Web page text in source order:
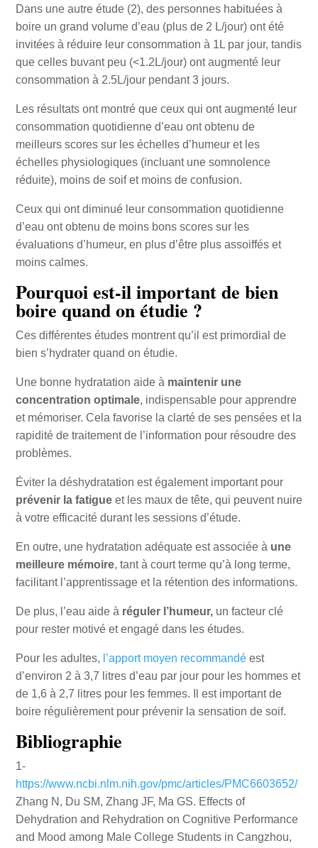
Dans une autre étude (2), des personnes habituées à
boire un grand volume d’eau (plus de 2 L/jour) ont été
invitées à réduire leur consommation à 1L par jour, tandis
que celles buvant peu (<1.2L/jour) ont augmenté leur
consommation à 2.5L/jour pendant 3 jours.
Les résultats ont montré que ceux qui ont augmenté leur
consommation quotidienne d’eau ont obtenu de
meilleurs scores sur les échelles d’humeur et les
échelles physiologiques (incluant une somnolence
réduite), moins de soif et moins de confusion.
Ceux qui ont diminué leur consommation quotidienne
d’eau ont obtenu de moins bons scores sur les
évaluations d’humeur, en plus d’être plus assoiffés et
moins calmes.
Pourquoi est-il important de bien
boire quand on étudie ?
Ces différentes études montrent qu’il est primordial de
bien s’hydrater quand on étudie.
Une bonne hydratation aide à maintenir une
concentration optimale, indispensable pour apprendre
et mémoriser. Cela favorise la clarté de ses pensées et la
rapidité de traitement de l’information pour résoudre des
problèmes.
Éviter la déshydratation est également important pour
prévenir la fatigueet les maux de tête, qui peuvent nuire
à votre efficacité durant les sessions d’étude.
En outre, une hydratation adéquate est associée à une
meilleure mémoire, tant à court terme qu’à long terme,
facilitant l’apprentissage et la rétention des informations.
De plus, l’eau aide à réguler l’humeur,un facteur clé
pour rester motivé et engagé dans les études.
Pour les adultes, l’apport moyen recommandéest
d’environ 2 à 3,7 litres d’eau par jour pour les hommes et
de 1,6 à 2,7 litres pour les femmes. Il est important de
boire régulièrement pour prévenir la sensation de soif.
Bibliographie
1-
https://www.ncbi.nlm.nih.gov/pmc/articles/PMC6603652/
Zhang N, Du SM, Zhang JF, Ma GS. Effects of
Dehydration and Rehydration on Cognitive Performance
and Mood among Male College Students in Cangzhou,